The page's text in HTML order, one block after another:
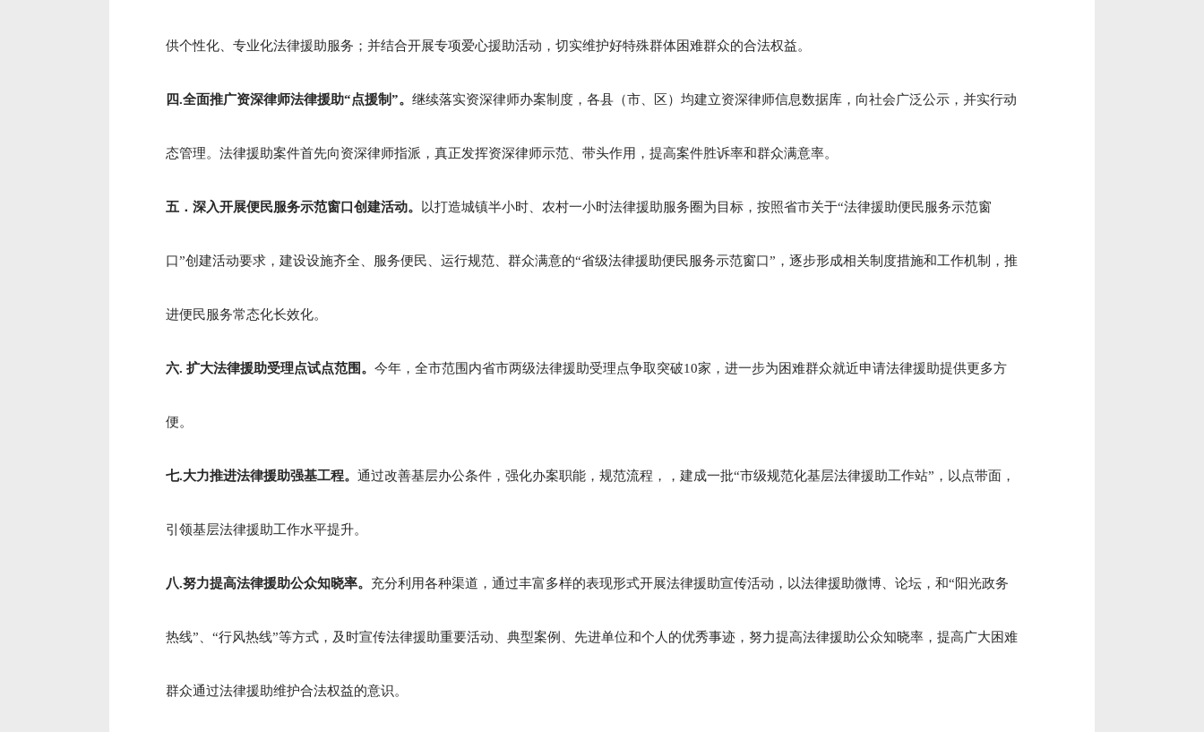
供个性化、专业化法律援助服务；并结合开展专项爱心援助活动，切实维护好特殊群体困难群众的合法权益。
四.全面推广资深律师法律援助“点援制”。 继续落实资深律师办案制度，各县（市、区）均建立资深律师信息数据库，向社会广泛公示，并实行动
态管理。法律援助案件首先向资深律师指派，真正发挥资深律师示范、带头作用，提高案件胜诉率和群众满意率。
五．深入开展便民服务示范窗口创建活动。 以打造城镇半小时、农村一小时法律援助服务圈为目标，按照省市关于“法律援助便民服务示范窗
口”创建活动要求，建设设施齐全、服务便民、运行规范、群众满意的“省级法律援助便民服务示范窗口”，逐步形成相关制度措施和工作机制，推
进便民服务常态化长效化。
六. 扩大法律援助受理点试点范围。 今年，全市范围内省市两级法律援助受理点争取突破10家，进一步为困难群众就近申请法律援助提供更多方
便。
七.大力推进法律援助强基工程。 通过改善基层办公条件，强化办案职能，规范流程，，建成一批“市级规范化基层法律援助工作站”，以点带面，
引领基层法律援助工作水平提升。
八.努力提高法律援助公众知晓率。 充分利用各种渠道，通过丰富多样的表现形式开展法律援助宣传活动，以法律援助微博、论坛，和“阳光政务
热线”、“行风热线”等方式，及时宣传法律援助重要活动、典型案例、先进单位和个人的优秀事迹，努力提高法律援助公众知晓率，提高广大困难
群众通过法律援助维护合法权益的意识。